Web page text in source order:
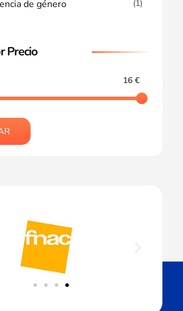
de género (1)
Precio
16 €